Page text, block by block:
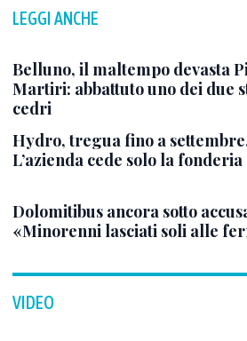
LEGGI ANCHE
Belluno, il maltempo devasta
Martiri: abbattuto uno dei due
cedri
Hydro, tregua fino a
L’azienda cede solo la fonderia
Dolomitibus ancora sotto
«Minorenni lasciati soli alle
VIDEO